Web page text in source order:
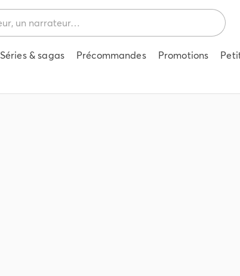
Séries & sagas Précommandes Promotions